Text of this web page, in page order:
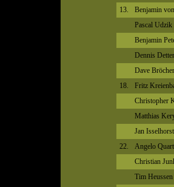
13.
Benjamin
Pascal Udzik
Benjamin
Dennis
Dave Bröcher
18.
Fritz
Christopher
Matthias
Jan Isselhorst
22.
Angelo
Christian
Tim Heussen